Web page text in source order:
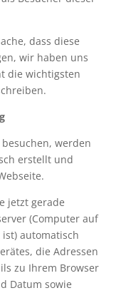
dass diese
wir haben uns
die wichtigsten
werden
erstellt und
jetzt gerade
(Computer auf
automatisch
die Adressen
zu Ihrem Browser
Datum sowie